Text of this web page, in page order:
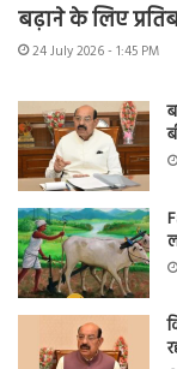
बढ़ाने के लिए
24 July 2026 - 1:45 PM